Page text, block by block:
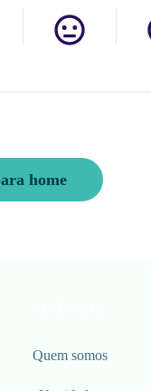
home
Quem somos